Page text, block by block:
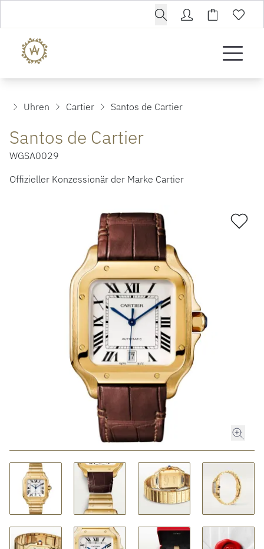
ROLEX CERTIFIED PRE-OWNED
LUXURY DEALS
HOCHZEIT
ACCESSOIRES
ÜBER UNS
Uhren Cartier Santos de Cartier
Santos de Cartier
WGSA0029
Offizieller Konzessionär der Marke Cartier